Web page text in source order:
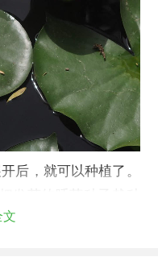
后，就可以种植了。
适量的水。
文